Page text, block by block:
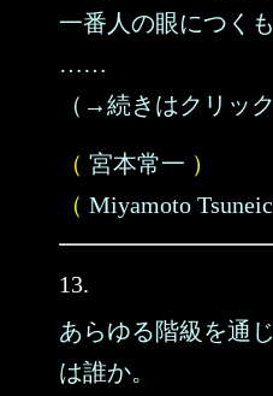
一番人の眼につく
……
（→続きはクリック
（ 宮本常一 ）
（ Miyamoto
13.
あらゆる階級を通
は誰か。